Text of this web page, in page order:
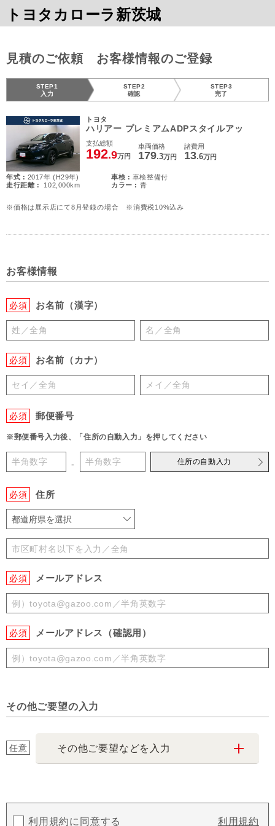
トヨタカローラ新茨城
見積のご依頼 お客様情報のご登録
STEP1
入力
STEP2
確認
STEP3
完了
トヨタ
ハリアー プレミアムADPスタイルアッ
支払総額
192.9万円
車両価格
179.3万円
諸費用
13.6万円
年式 : 2017年 (H29年) 車検 : 車検整備付
走行距離 :
102,000km カラー : 青
※価格は展示店にて8月登録の場合 ※消費税10%込み
お客様情報
必須 お名前（漢字）
必須 お名前（カナ）
必須 郵便番号
※郵便番号入力後、「住所の自動入力」を押してください
- 住所の自動入力
必須 住所
都道府県を選択
必須 メールアドレス
必須 メールアドレス（確認用）
その他ご要望の入力
任意 その他ご要望などを入力
利用規約に同意する 利用規約